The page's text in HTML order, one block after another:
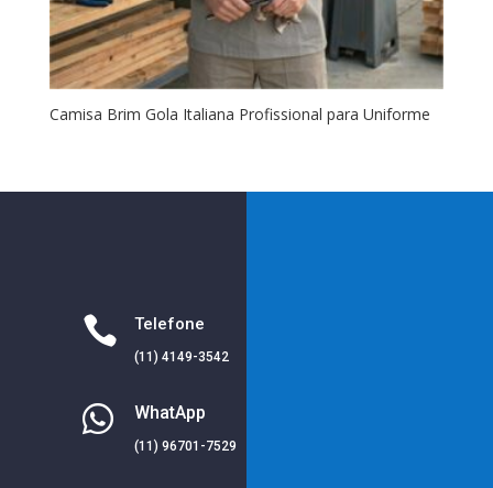
Camisa Brim Gola Italiana Profissional para Uniforme
 Telefone
(11) 4149-3542
 WhatApp
(11) 96701-7529